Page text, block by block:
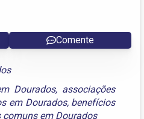
Comente
Dourados, associações
em Dourados, benefícios
comuns em Dourados